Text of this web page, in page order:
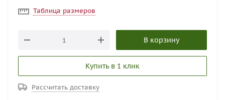
Таблица размеров
В корзину
Купить в 1 клик
Рассчитать доставку